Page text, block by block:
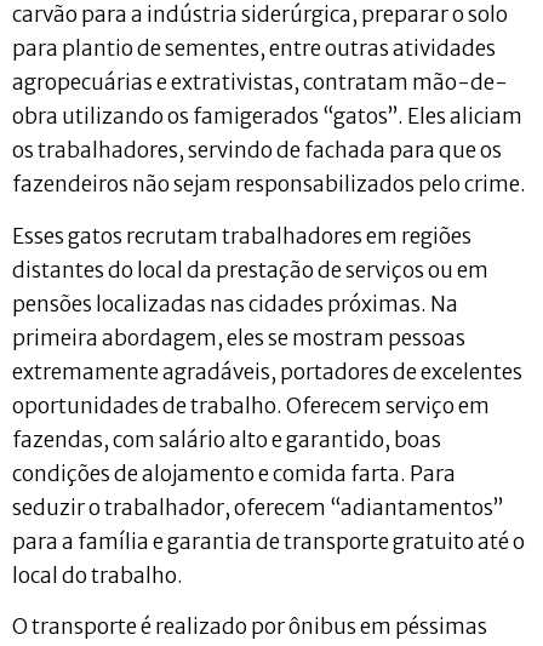
carvão para a indústria siderúrgica, preparar o solo
para plantio de sementes, entre outras atividades
agropecuárias e extrativistas, contratam mão-de-
obra utilizando os famigerados “gatos”. Eles aliciam
os trabalhadores, servindo de fachada para que os
fazendeiros não sejam responsabilizados pelo crime.
Esses gatos recrutam trabalhadores em regiões
distantes do local da prestação de serviços ou em
pensões localizadas nas cidades próximas. Na
primeira abordagem, eles se mostram pessoas
extremamente agradáveis, portadores de excelentes
oportunidades de trabalho. Oferecem serviço em
fazendas, com salário alto e garantido, boas
condições de alojamento e comida farta. Para
seduzir o trabalhador, oferecem “adiantamentos”
para a família e garantia de transporte gratuito até o
local do trabalho.
O transporte é realizado por ônibus em péssimas